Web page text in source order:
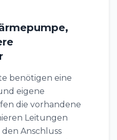
benötigen eine
eigene
die vorhandene
Leitungen
Anschluss